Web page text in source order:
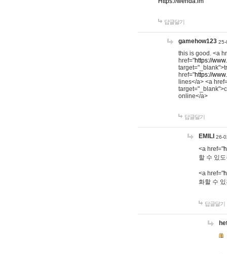
답글달기
gamehow123 25-
this is good. <a
href="https://
href="https://
lines</a> <a
online</a>
답글달기
EMILI 26-
<a href="
할 수 있
<a href="
화할 수
답글달기